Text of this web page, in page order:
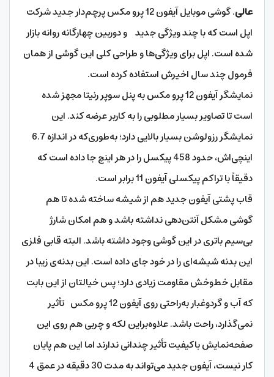
عالی
. گوشی موبایل آیفون 12 پرو مکس پرچم‌دار جدید شرکت
اپل است که با چند ویژگی جدید و دوربین چهارگانه روانه بازار
شده است. اپل برای ویژگی‌ها و طراحی کلی این گوشی از همان
فرمول چند سال اخیرش استفاده کرده است.
نمایشگر آیفون 12 پرو مکس به پنل سوپر رنیتا مجهز ‌شده
است تا تصاویر بسیار مطلوبی را به کاربر عرضه کند. این
نمایشگر رزولوشن بسیار بالایی دارد؛ به‌طوری‌که در اندازه­ 6.7
اینچی‌اش، حدود 458 پیکسل را در هر اینچ جا داده است که
دقیقاً با تراکم پیکسلی آیفون 11 برابر است.
قاب پشتی آیفون جدید هم از شیشه ساخته‌ شده تا هم
گوشی مشکل آنتن‌‌دهی نداشته باشد و هم امکان شارژ
بی‌‌سیم باتری در این گوشی وجود داشته باشد. البته قابی فلزی
این بدنه شیشه‌ای را در خود جای داده است. این بدنه­‌ی زیبا در
مقابل خط‌‌وخش مقاومت زیادی دارد؛ پس خیالتان از این بابت
که آب و گردوغبار به‌‌راحتی روی آیفون 12 پرو مکس تأثیر
نمی‌‌گذارد، راحت باشد. علاوه‌براین لکه و چربی هم روی این
صفحه‌نمایش باکیفیت تأثیر چندانی ندارند اما این هم پایان
کار نیست، آیفون جدید می‌تواند به مدت 30 دقیقه در عمق 4